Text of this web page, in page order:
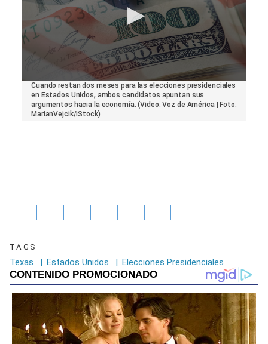
seconds
Cuando restan dos meses para las elecciones presidenciales
en Estados Unidos, ambos candidatos apuntan sus
argumentos hacia la economía. (Video: Voz de América | Foto:
MarianVejcik/iStock)
TAGS
Texas | Estados Unidos | Elecciones Presidenciales